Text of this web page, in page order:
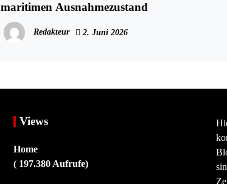
maritimen Ausnahmezustand
Redakteur 2. Juni 2026
Views
Home
( 197.380 Aufrufe)